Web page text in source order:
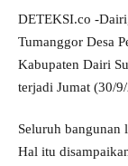
DETEKSI.co -
Tumanggor Desa
Kabupaten Dairi
terjadi Jumat (30/
Seluruh bangunan
Hal itu